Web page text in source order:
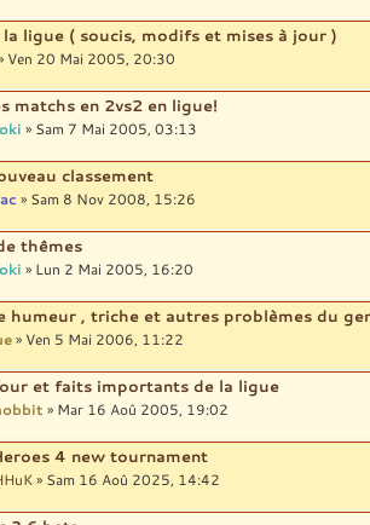
la ligue ( soucis, modifs et mises à jour )
Ven 20 Mai 2005, 20:30
matchs en 2vs2 en ligue!
» Sam 7 Mai 2005, 03:13
classement
» Sam 8 Nov 2008, 15:26
thêmes
» Lun 2 Mai 2005, 16:20
humeur , triche et autres problèmes du
» Ven 5 Mai 2006, 11:22
et faits importants de la ligue
» Mar 16 Aoû 2005, 19:02
4 new tournament
» Sam 16 Aoû 2025, 14:42